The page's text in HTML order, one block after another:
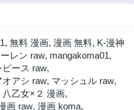
第5話
2年前
第3話
2年前
, 無料 漫画, 漫画 無料, K-漫神
レン raw, mangakoma01,
ピース raw,
オアシ raw, マッシュル raw,
八乙女×２ 漫画,
画 raw, 漫画 koma,